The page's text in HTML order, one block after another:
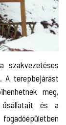
A terepbejárást
meg,
ősállatait és a